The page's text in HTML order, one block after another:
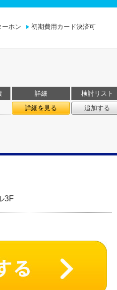
ーホン 初期費用カード決済可
詳細
検討リスト
詳細を見る
追加する
3F